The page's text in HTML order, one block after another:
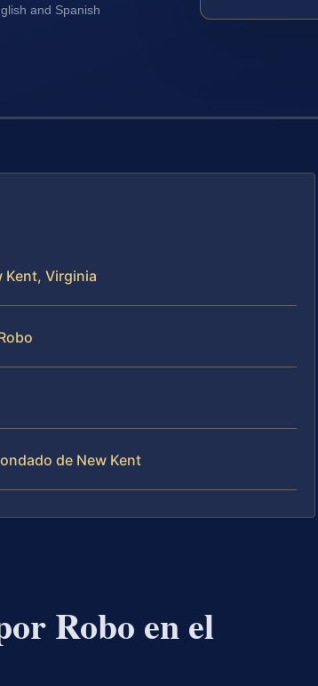
and Spanish
Kent, Virginia
de New Kent
Robo en el